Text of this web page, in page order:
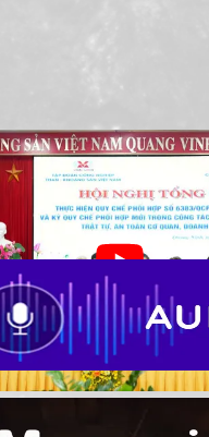
an tỉnh Quảng Ninh
phối hợp bảo đảm an